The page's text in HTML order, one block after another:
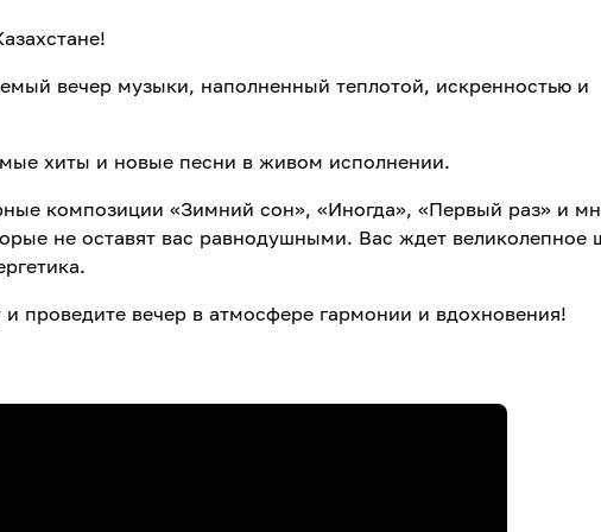
вечер музыки, наполненный теплотой, искренностью и
хиты и новые песни в живом исполнении.
композиции «Зимний сон», «Иногда», «Первый раз» и
не оставят вас равнодушными. Вас ждет великолепное
проведите вечер в атмосфере гармонии и вдохновения!